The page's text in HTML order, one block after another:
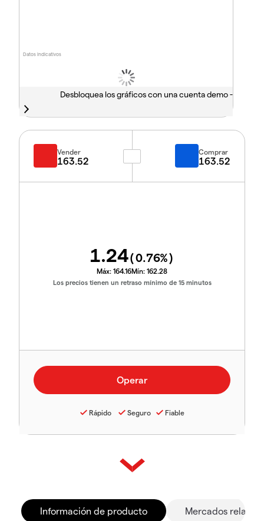
Datos indicativos
Desbloquea los gráficos con una cuenta demo -
Vender
163.52
Comprar
163.52
1.24(0.76%)
Máx: 164.16Mín: 162.28
Los precios tienen un retraso mínimo de 15 minutos
Rápido Seguro Fiable
Información de producto Mercados